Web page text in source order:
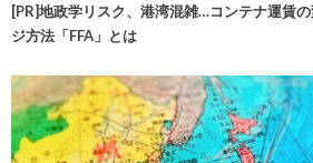
[PR]地政学リスク、港湾混雑…コンテナ運賃
ジ方法「FFA」とは